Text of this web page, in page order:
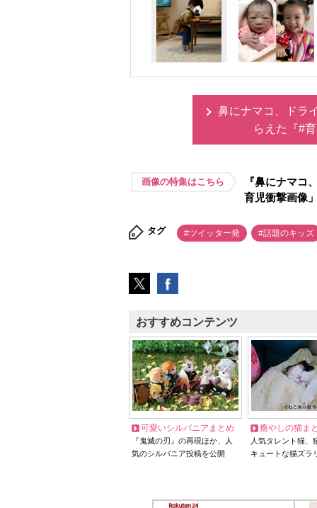
鼻にナマコ、ドラ
らえた『#
画像の特集はこちら
『鼻にナマ
育児衝撃画像
タグ #ツイッター発 #話題のキッズ
おすすめコンテンツ
可愛いシルバニアまとめ
『鬼滅の刃』の再現ほか、人
気のシルバニア投稿を公開
癒やしの猫ま
人気タレント猫
キュートな猫ズラ